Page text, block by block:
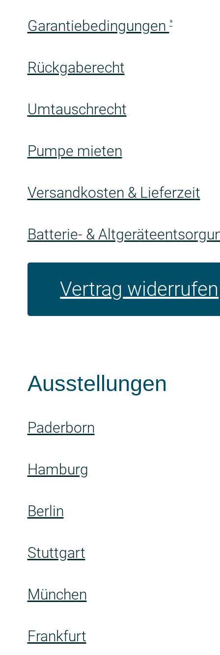
Garantiebedingungen*
Rückgaberecht
Umtauschrecht
Pumpe mieten
Versandkosten & Lieferzeit
Batterie- &
Vertrag widerrufen
Ausstellungen
Paderborn
Hamburg
Berlin
Stuttgart
München
Frankfurt